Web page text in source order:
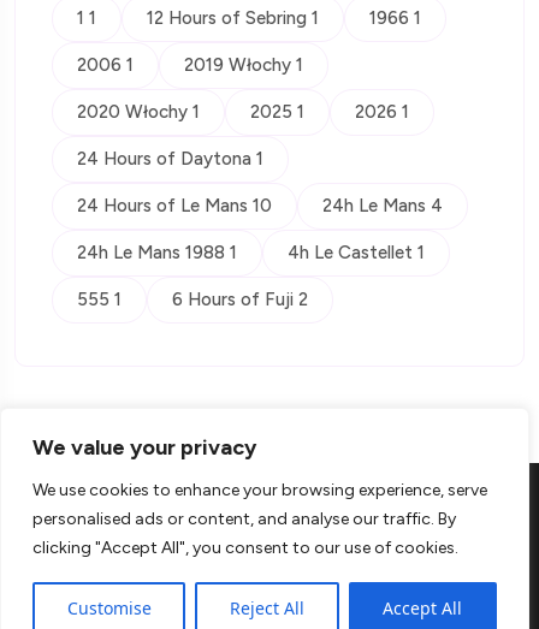
We value your privacy
We use cookies to enhance your browsing experience, serve
personalised ads or content, and analyse our traffic. By
clicking "Accept All", you consent to our use of cookies.
Customise Reject All Accept All
1 1 12 Hours of Sebring 1 1966 1
2006 1 2019 Włochy 1
2020 Włochy 1 2025 1 2026 1
24 Hours of Daytona 1
24 Hours of Le Mans 10 24h Le Mans 4
24h Le Mans 1988 1 4h Le Castellet 1
555 1 6 Hours of Fuji 2
© Copyright 2026 Kontra